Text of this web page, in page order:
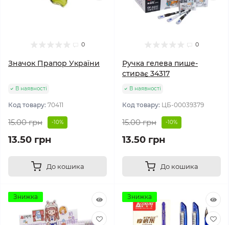
0
Значок Прапор України
В наявності
Код товару: 70411
15.00 грн -10%
13.50 грн
До кошика
0
Ручка гелева пише-
стирає 34317
В наявності
Код товару: ЦБ-00039379
15.00 грн -10%
13.50 грн
До кошика
Знижка Знижка